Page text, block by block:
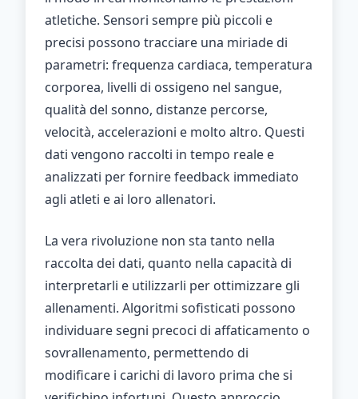
atletiche. Sensori sempre più piccoli e
precisi possono tracciare una miriade di
parametri: frequenza cardiaca, temperatura
corporea, livelli di ossigeno nel sangue,
qualità del sonno, distanze percorse,
velocità, accelerazioni e molto altro. Questi
dati vengono raccolti in tempo reale e
analizzati per fornire feedback immediato
agli atleti e ai loro allenatori.
La vera rivoluzione non sta tanto nella
raccolta dei dati, quanto nella capacità di
interpretarli e utilizzarli per ottimizzare gli
allenamenti. Algoritmi sofisticati possono
individuare segni precoci di affaticamento o
sovrallenamento, permettendo di
modificare i carichi di lavoro prima che si